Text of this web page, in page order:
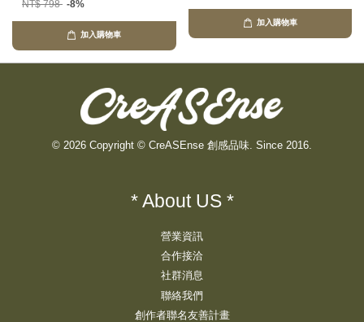
NT$ 798 -8%
加入購物車
加入購物車
© 2026 Copyright © CreASEnse 創感品味. Since 2016.
* About US *
營業資訊
合作接洽
社群消息
聯絡我們
創作者聯名友善計畫